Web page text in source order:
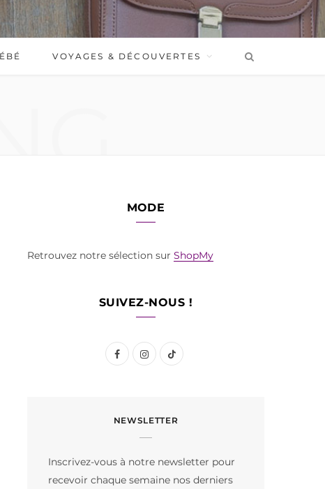
VOYAGES & DÉCOUVERTES
MODE
Retrouvez notre sélection sur ShopMy
SUIVEZ-NOUS !
F
e
I
t
T
T
NEWSLETTER
Inscrivez-vous à notre newsletter pour
recevoir chaque semaine nos derniers